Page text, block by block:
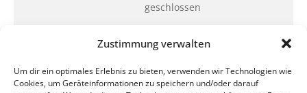
Zustimmung verwalten
Um dir ein optimales Erlebnis zu bieten, verwenden wir Technologien wie
Cookies, um Geräteinformationen zu speichern und/oder darauf
geschlossen
QUARTERBACK Immobilien ARENA
Am Sportforum 2, 04105 Leipzig